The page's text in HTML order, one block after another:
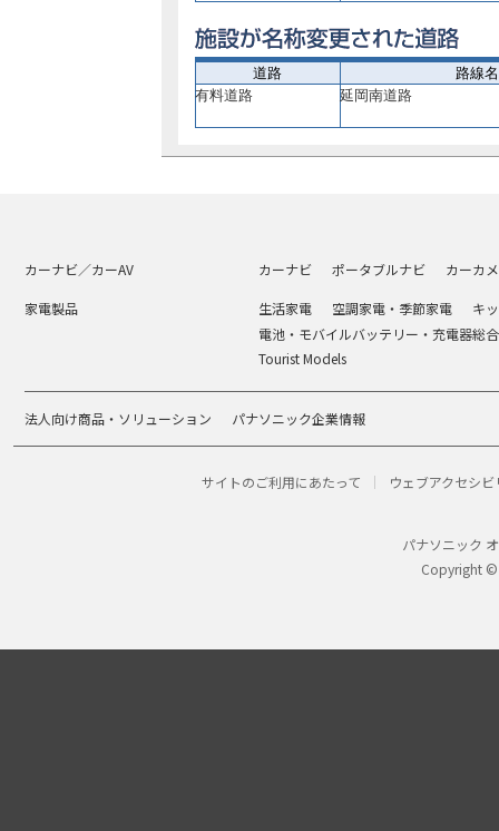
道路
路線
有料道路
延岡南道路
カーナビ／カーAV カーナビ ポータブルナビ カーカ
家電製品 生活家電 空調家電・季節家電
キ
電池・モバイルバッテリー・充電器総合
Tourist Models
法人向け商品・ソリューション パナソニック企業情報
サイトのご利用にあたって ウェブアクセシ
パナソニック
Copyright ©